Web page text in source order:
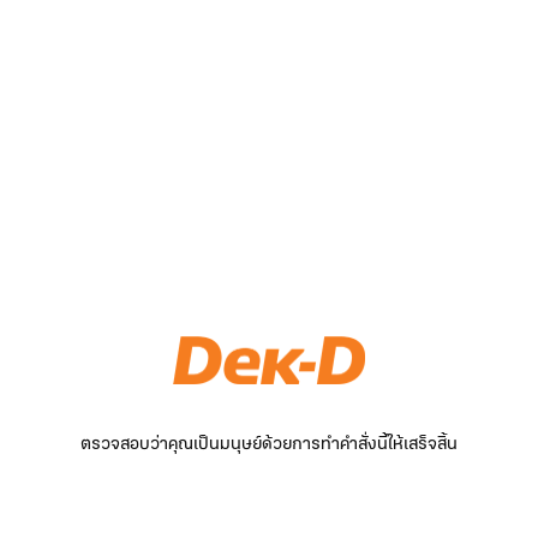
ตรวจสอบว่าคุณเป็นมนุษย์ด้วยการทำคำสั่งนี้ให้เสร็จสิ้น